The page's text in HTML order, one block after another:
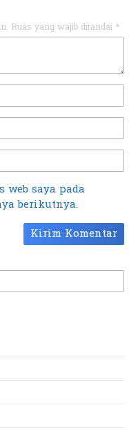
Ruas yang wajib ditandai *
saya pada
berikutnya.